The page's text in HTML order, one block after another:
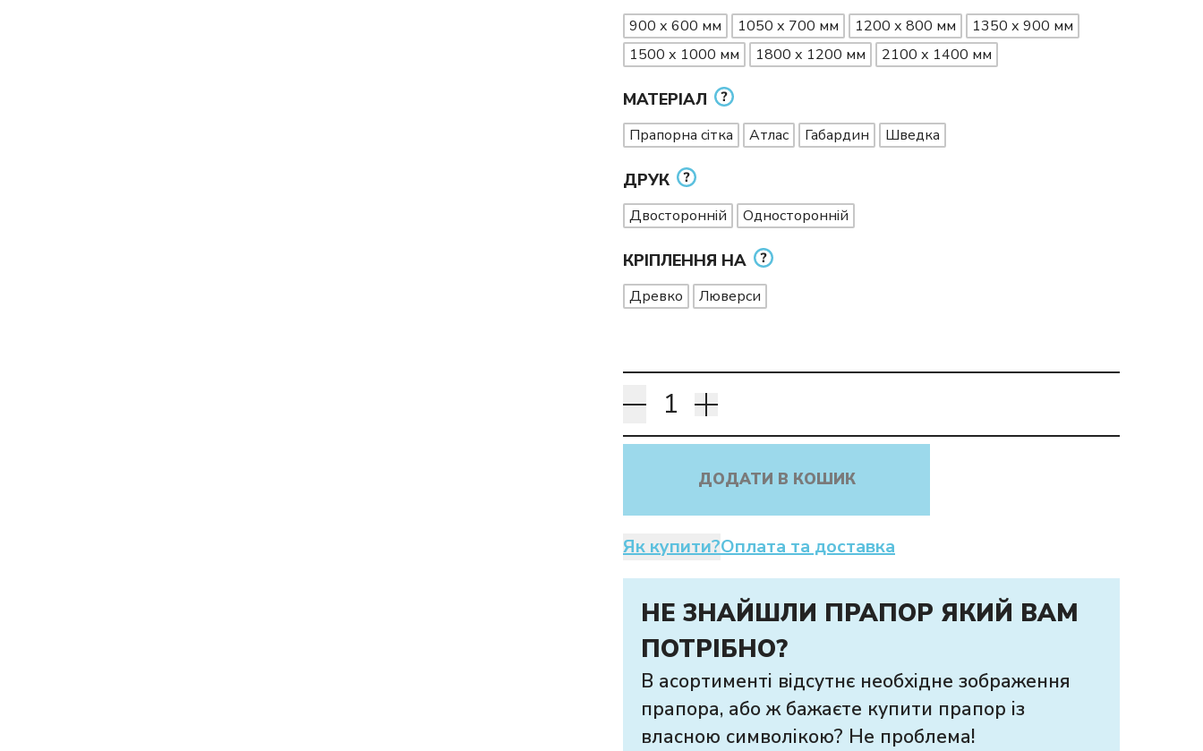
900 х 600 мм 1050 х 700 мм 1200 х 800 мм
1350 х 900 мм
1500 х 1000 мм
1800 х 1200 мм 2100 х 1400 мм
МАТЕРІАЛ
Прапорна сітка Атлас Габардин Шведка
ДРУК
Двосторонній Односторонній
КРІПЛЕННЯ НА
Древко Люверси
ДОДАТИ В КОШИК
Як купити?Оплата та доставка
НЕ ЗНАЙШЛИ ПРАПОР ЯКИЙ ВАМ
ПОТРІБНО?
В асортименті відсутнє необхідне зображення
прапора, або ж бажаєте купити прапор із
власною символікою? Не проблема!